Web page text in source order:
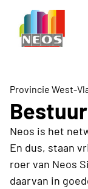
Provincie West-
Bestuur
Neos is het
En dus, staan
roer van Neos
daarvan in